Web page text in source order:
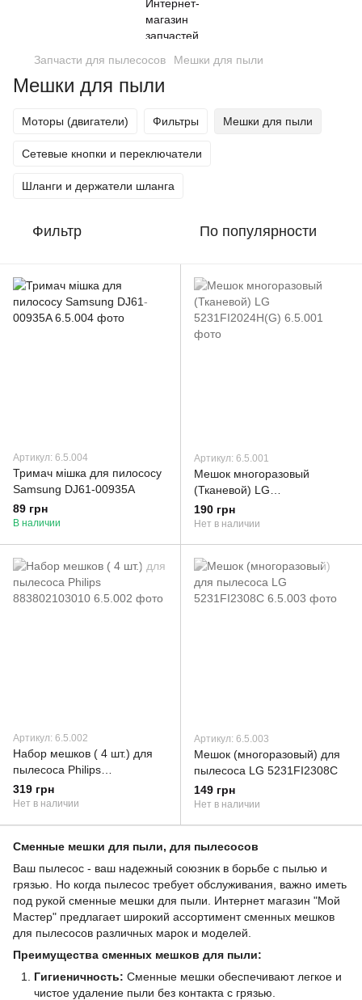
Запчасти для пылесосов Мешки для пыли
Мешки для пыли
Моторы (двигатели) Фильтры Мешки для пыли
Сетевые кнопки и переключатели
Шланги и держатели шланга
Фильтр По популярности
Артикул: 6.5.004
Тримач мішка для пилососу
Samsung DJ61-00935A
89 грн
В наличии
Артикул: 6.5.001
Мешок многоразовый
(Тканевой) LG
5231FI2024H(G)
190 грн
Нет в наличии
Артикул: 6.5.002
Набор мешков ( 4 шт.) для
пылесоса Philips
883802103010
319 грн
Нет в наличии
Артикул: 6.5.003
Мешок (многоразовый) для
пылесоса LG 5231FI2308C
149 грн
Нет в наличии
Сменные мешки для пыли, для пылесосов
Ваш пылесос - ваш надежный союзник в борьбе с пылью и
грязью. Но когда пылесос требует обслуживания, важно иметь
под рукой сменные мешки для пыли. Интернет магазин "Мой
Мастер" предлагает широкий ассортимент сменных мешков
для пылесосов различных марок и моделей.
Преимущества сменных мешков для пыли:
Гигиеничность: Сменные мешки обеспечивают легкое и
чистое удаление пыли без контакта с грязью.